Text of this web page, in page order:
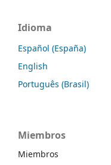
Idioma
Español (España)
English
Português (Brasil)
Miembros
Miembros